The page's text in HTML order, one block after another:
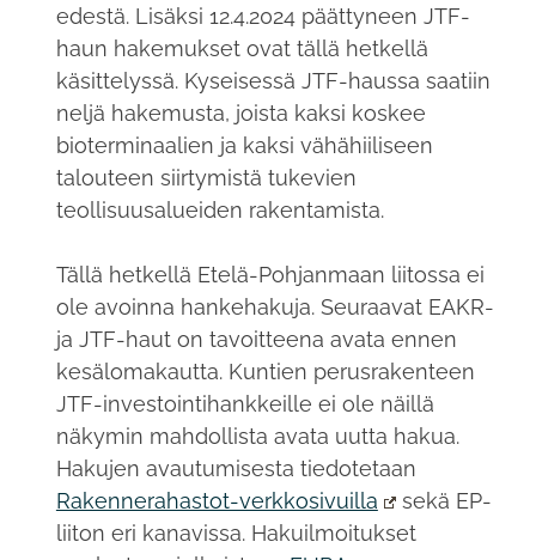
edestä. Lisäksi 12.4.2024 päättyneen JTF-
haun hakemukset ovat tällä hetkellä
käsittelyssä. Kyseisessä JTF-haussa saatiin
neljä hakemusta, joista kaksi koskee
bioterminaalien ja kaksi vähähiiliseen
talouteen siirtymistä tukevien
teollisuusalueiden rakentamista.
Tällä hetkellä Etelä-Pohjanmaan liitossa ei
ole avoinna hankehakuja. Seuraavat EAKR-
ja JTF-haut on tavoitteena avata ennen
kesälomakautta. Kuntien perusrakenteen
JTF-investointihankkeille ei ole näillä
näkymin mahdollista avata uutta hakua.
Hakujen avautumisesta tiedotetaan
Rakennerahastot-verkkosivuilla
sekä EP-
liiton eri kanavissa. Hakuilmoitukset